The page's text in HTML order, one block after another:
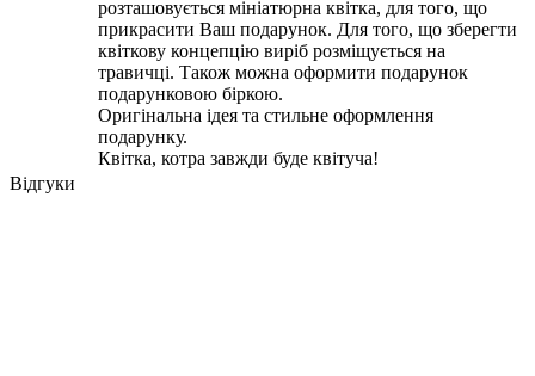
розташовується мініатюрна квітка, для того, що
прикрасити Ваш подарунок. Для того, що зберегти
квіткову концепцію виріб розміщується на
травичці. Також можна оформити подарунок
подарунковою біркою.
Оригінальна ідея та стильне оформлення
подарунку.
Квітка, котра завжди буде квітуча!
Відгуки